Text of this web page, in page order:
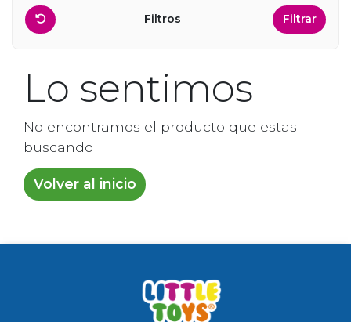
Filtros Filtrar
Lo sentimos
No encontramos el producto que estas
buscando
Volver al inicio